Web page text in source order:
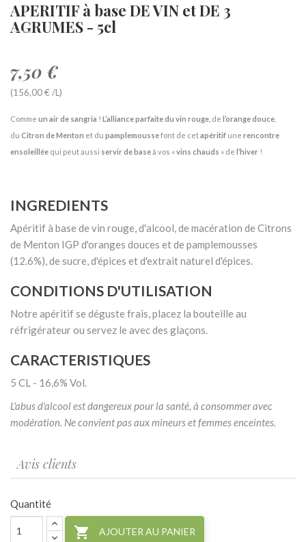
APERITIF à base DE VIN et DE 3
AGRUMES - 5cl
7,50 €
(156,00 € /L)
Comme un air de sangria ! L’alliance parfaite du vin rouge , de l’orange douce
du Citron de Menton et du pamplemoussefont de cetapéritif une rencontre
ensoleillée qui peut aussi servir de baseà vos « vins chauds » de l’hiver !
INGREDIENTS
Apéritif à base de vin rouge, d'alcool, de macération de Citrons
de Menton IGP d'oranges douces et de pamplemousses
(12.6%), de sucre, d'épices et d'extrait naturel d'épices.
CONDITIONS D'UTILISATION
Notre apéritif se déguste frais, placez la bouteille au
réfrigérateur ou servez le avec des glaçons.
CARACTERISTIQUES
5 CL - 16,6% Vol.
L'abus d'alcool est dangereux pour la santé, à consommer avec
modération. Ne convient pas aux mineurs et femmes enceintes.
Avis clients
Quantité
 AJOUTER AU PANIER